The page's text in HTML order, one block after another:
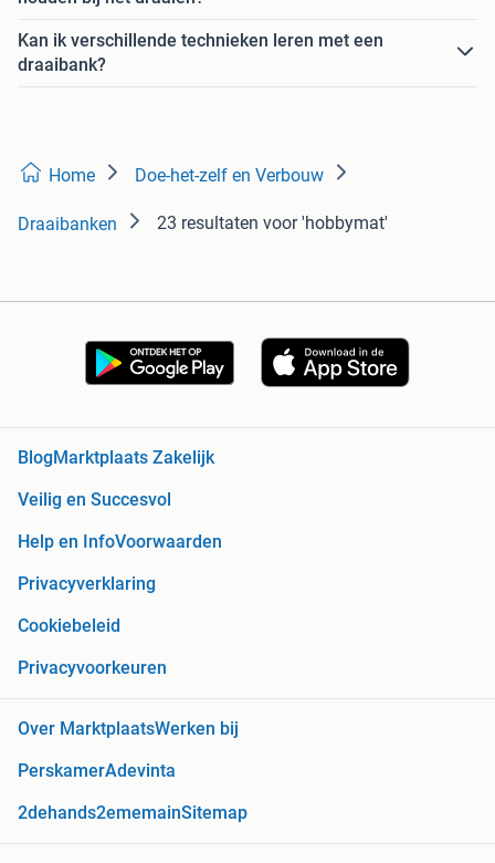
Kan ik verschillende technieken leren met een
draaibank?
Home Doe-het-zelf en Verbouw
Draaibanken 23 resultaten voor 'hobbymat'
BlogMarktplaats Zakelijk
Veilig en Succesvol
Help en InfoVoorwaarden
Privacyverklaring
Cookiebeleid
Privacyvoorkeuren
Over MarktplaatsWerken bij
PerskamerAdevinta
2dehands2ememainSitemap